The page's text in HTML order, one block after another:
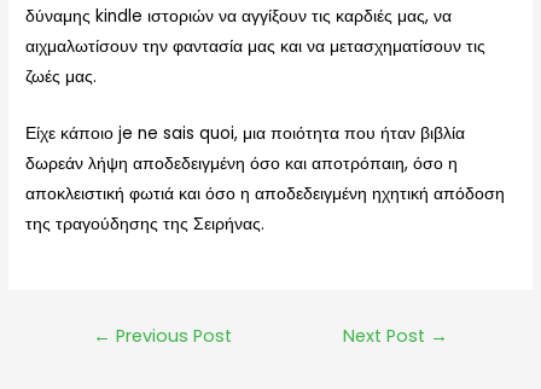
δύναμης kindle ιστοριών να αγγίξουν τις καρδιές μας, να
αιχμαλωτίσουν την φαντασία μας και να μετασχηματίσουν τις
ζωές μας.
Είχε κάποιο je ne sais quoi, μια ποιότητα που ήταν βιβλία
δωρεάν λήψη αποδεδειγμένη όσο και αποτρόπαιη, όσο η
αποκλειστική φωτιά και όσο η αποδεδειγμένη ηχητική απόδοση
της τραγούδησης της Σειρήνας.
← Previous Post Next Post →